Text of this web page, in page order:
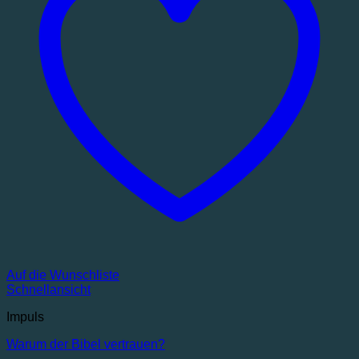
Auf die Wunschliste
Schnellansicht
Impuls
Warum der Bibel vertrauen?